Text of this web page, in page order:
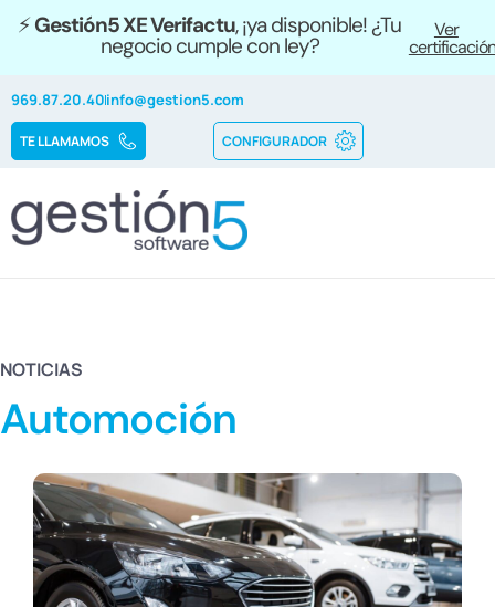
⚡Gestión5 XE Verifactu, ¡ya disponible! ¿Tu
negocio cumple con ley?
Ver
certificación
969.87.20.40info@gestion5.com
TE LLAMAMOS CONFIGURADOR
NOTICIAS
Automoción